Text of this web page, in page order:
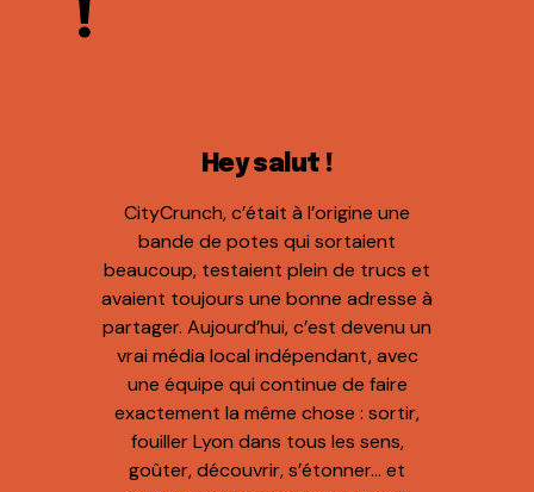
!
Hey salut !
CityCrunch, c’était à l’origine une
bande de potes qui sortaient
beaucoup, testaient plein de trucs et
avaient toujours une bonne adresse à
partager. Aujourd’hui, c’est devenu un
vrai média local indépendant, avec
une équipe qui continue de faire
exactement la même chose : sortir,
fouiller Lyon dans tous les sens,
goûter, découvrir, s’étonner… et